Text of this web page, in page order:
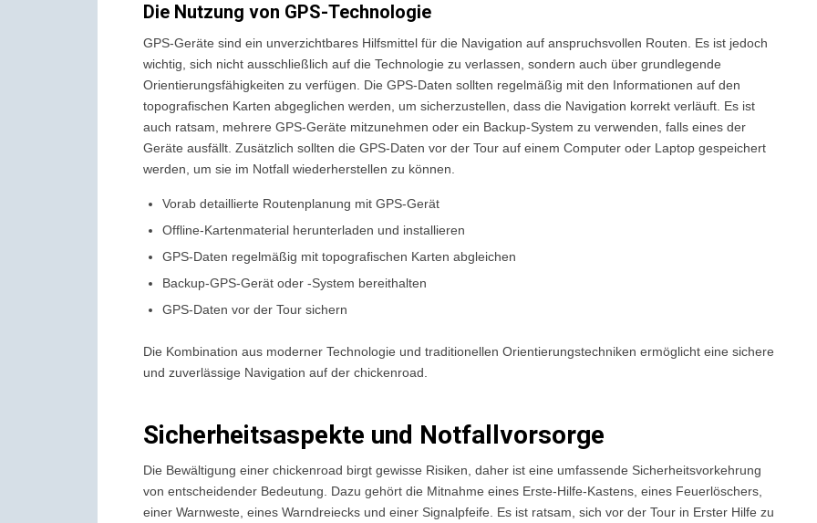
Die Nutzung von GPS-Technologie
GPS-Geräte sind ein unverzichtbares Hilfsmittel für die Navigation auf anspruchsvollen Routen. Es ist jedoch
wichtig, sich nicht ausschließlich auf die Technologie zu verlassen, sondern auch über grundlegende
Orientierungsfähigkeiten zu verfügen. Die GPS-Daten sollten regelmäßig mit den Informationen auf den
topografischen Karten abgeglichen werden, um sicherzustellen, dass die Navigation korrekt verläuft. Es ist
auch ratsam, mehrere GPS-Geräte mitzunehmen oder ein Backup-System zu verwenden, falls eines der
Geräte ausfällt. Zusätzlich sollten die GPS-Daten vor der Tour auf einem Computer oder Laptop gespeichert
werden, um sie im Notfall wiederherstellen zu können.
Vorab detaillierte Routenplanung mit GPS-Gerät
Offline-Kartenmaterial herunterladen und installieren
GPS-Daten regelmäßig mit topografischen Karten abgleichen
Backup-GPS-Gerät oder -System bereithalten
GPS-Daten vor der Tour sichern
Die Kombination aus moderner Technologie und traditionellen Orientierungstechniken ermöglicht eine sichere
und zuverlässige Navigation auf der chickenroad.
Sicherheitsaspekte und Notfallvorsorge
Die Bewältigung einer chickenroad birgt gewisse Risiken, daher ist eine umfassende Sicherheitsvorkehrung
von entscheidender Bedeutung. Dazu gehört die Mitnahme eines Erste-Hilfe-Kastens, eines Feuerlöschers,
einer Warnweste, eines Warndreiecks und einer Signalpfeife. Es ist ratsam, sich vor der Tour in Erster Hilfe zu